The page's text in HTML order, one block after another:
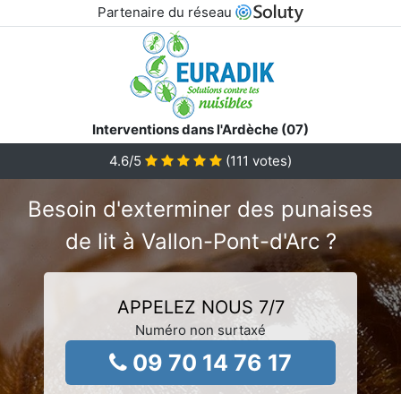
Partenaire du réseau
Interventions dans l'Ardèche (07)
4.6/5 (111 votes)
Besoin d'exterminer des punaises
de lit à Vallon-Pont-d'Arc ?
APPELEZ NOUS 7/7
Numéro non surtaxé
09 70 14 76 17